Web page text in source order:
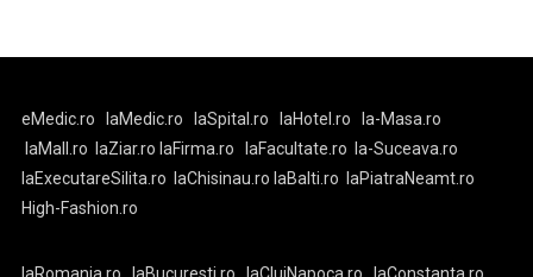
eMedic.ro laMedic.ro laSpital.ro laHotel.ro
la-Masa.ro
laMall.ro
laZiar.ro laFirma.ro laFacultate.ro
la-Suceava.ro
laExecutareSilita.ro
laChisinau.ro laBalti.ro
laPiatraNeamt.ro
High-Fashion.ro